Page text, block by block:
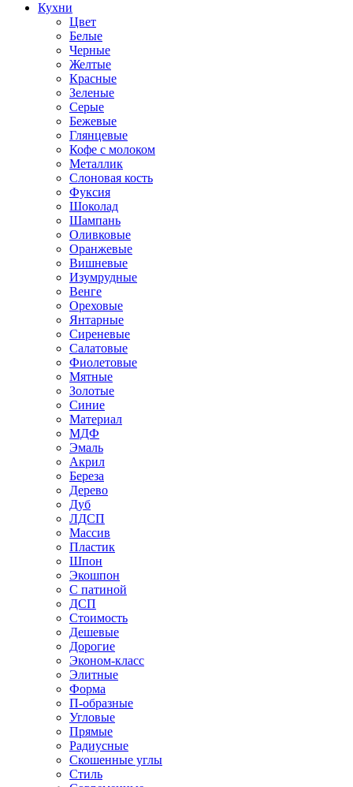
Кухни
Цвет
Белые
Черные
Желтые
Красные
Зеленые
Серые
Бежевые
Глянцевые
Кофе с молоком
Металлик
Слоновая кость
Фуксия
Шоколад
Шампань
Оливковые
Оранжевые
Вишневые
Изумрудные
Венге
Ореховые
Янтарные
Сиреневые
Салатовые
Фиолетовые
Мятные
Золотые
Синие
Материал
МДФ
Эмаль
Акрил
Береза
Дерево
Дуб
ЛДСП
Массив
Пластик
Шпон
Экошпон
С патиной
ДСП
Стоимость
Дешевые
Дорогие
Эконом-класс
Элитные
Форма
П-образные
Угловые
Прямые
Радиусные
Скошенные углы
Стиль